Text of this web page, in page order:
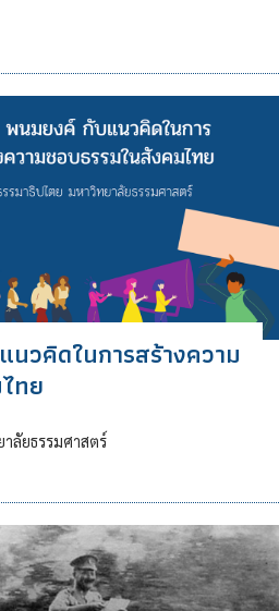
วคิดในการสร้างความ
ทย
ลัยธรรมศาสตร์